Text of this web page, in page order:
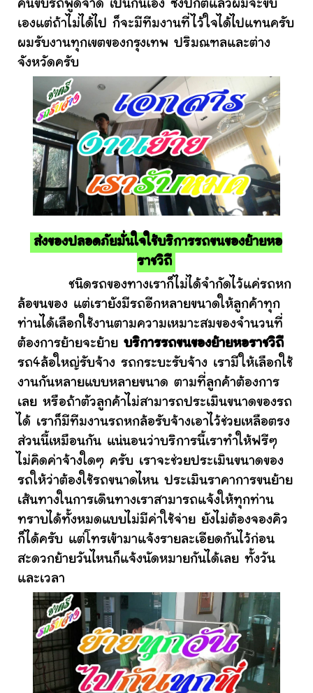
คนขับรถพูดจาดี เป็นกันเอง ซึ่งปกติแล้วผมจะขับ
เองแต่ถ้าไม่ได้ไป ก็จะมีทีมงานที่ไว้ใจได้ไปแทนครับ
ผมรับงานทุกเขตของกรุงเทพ ปริมณฑลและต่าง
จังหวัดครับ
ส่งของปลอดภัยมั่นใจใช้บริการรถขนของย้ายหอ
ราชวิถี
ชนิดรถของทางเราก็ไม่ได้จำกัดไว้แค่รถหก
ล้อขนของ แต่เรายังมีรถอีกหลายขนาดให้ลูกค้าทุก
ท่านได้เลือกใช้งานตามความเหมาะสมของจำนวนที่
ต้องการย้ายจะย้ายบริการรถขนของย้ายหอราชวิถี
รถ4ล้อใหญ่รับจ้าง รถกระบะรับจ้าง เรามีให้เลือกใช้
งานกันหลายแบบหลายขนาด ตามที่ลูกค้าต้องการ
เลย หรือถ้าตัวลูกค้าไม่สามารถประเมินขนาดของรถ
ได้ เราก็มีทีมงานรถหกล้อรับจ้างเอาไว้ช่วยเหลือตรง
ส่วนนี้เหมือนกัน แน่นอนว่าบริการนี้เราทำให้ฟรีๆ
ไม่คิดค่าจ้างใดๆ ครับ เราจะช่วยประเมินขนาดของ
รถให้ว่าต้องใช้รถขนาดไหน ประเมินราคาการขนย้าย
เส้นทางในการเดินทางเราสามารถแจ้งให้ทุกท่าน
ทราบได้ทั้งหมดแบบไม่มีค่าใช้จ่าย ยังไม่ต้องจองคิว
ก็ได้ครับ แต่โทรเข้ามาแจ้งรายละเอียดกันไว้ก่อน
สะดวกย้ายวันไหนก็แจ้งนัดหมายกันได้เลย ทั้งวัน
และเวลา